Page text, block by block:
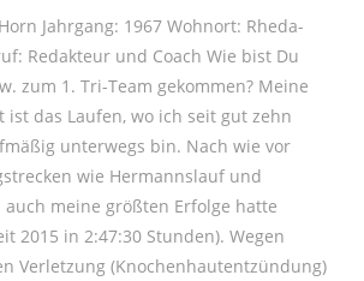
Jahrgang: 1967 Wohnort: Rheda-
Redakteur und Coach Wie bist Du
zum 1. Tri-Team gekommen? Meine
ist das Laufen, wo ich seit gut zehn
unterwegs bin. Nach wie vor
wie Hermannslauf und
meine größten Erfolge hatte
2015 in 2:47:30 Stunden). Wegen
Verletzung (Knochenhautentzündung)